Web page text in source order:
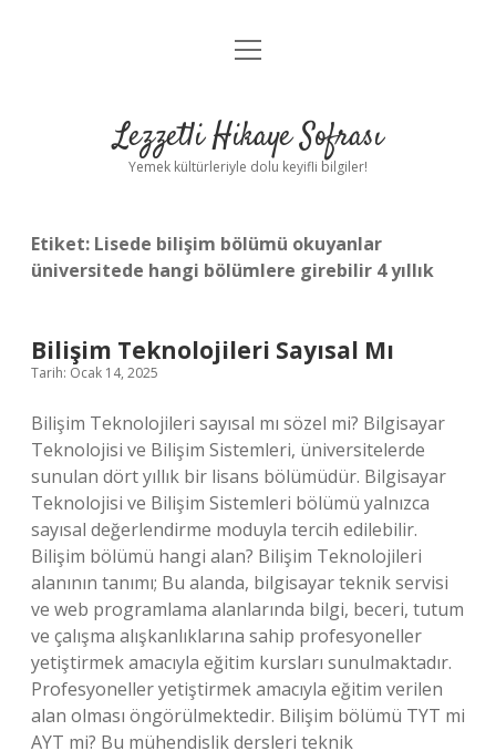
Anasayfa
Yasal Uyarı
menüyü
Lezzetli Hikaye Sofrası
Yemek kültürleriyle dolu keyifli bilgiler!
Etiket: Lisede bilişim bölümü okuyanlar
üniversitede hangi bölümlere girebilir 4 yıllık
Bilişim Teknolojileri Sayısal Mı
Tarih: Ocak 14, 2025
Bilişim Teknolojileri sayısal mı sözel mi? Bilgisayar
Teknolojisi ve Bilişim Sistemleri, üniversitelerde
sunulan dört yıllık bir lisans bölümüdür. Bilgisayar
Teknolojisi ve Bilişim Sistemleri bölümü yalnızca
sayısal değerlendirme moduyla tercih edilebilir.
Bilişim bölümü hangi alan? Bilişim Teknolojileri
alanının tanımı; Bu alanda, bilgisayar teknik servisi
ve web programlama alanlarında bilgi, beceri, tutum
ve çalışma alışkanlıklarına sahip profesyoneller
yetiştirmek amacıyla eğitim kursları sunulmaktadır.
Profesyoneller yetiştirmek amacıyla eğitim verilen
alan olması öngörülmektedir. Bilişim bölümü TYT mi
AYT mi? Bu mühendislik dersleri teknik